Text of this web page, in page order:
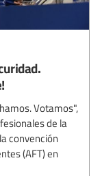
Votamos",
de la
convención
(AFT) en